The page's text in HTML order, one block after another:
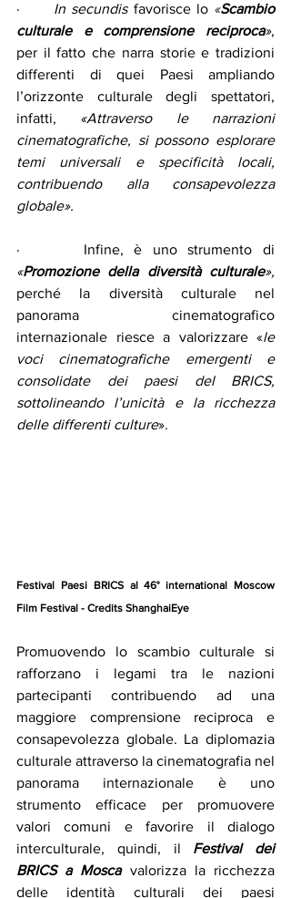
· In secundis favorisce lo «Scambio
culturale e comprensione reciproca»,
per il fatto che narra storie e tradizioni
differenti di quei Paesi ampliando
l’orizzonte culturale degli spettatori,
infatti, «Attraverso le narrazioni
cinematografiche, si possono esplorare
temi universali e specificità locali,
contribuendo alla consapevolezza
globale».
«Promozione della diversità culturale
perché la diversità culturale nel
panorama cinematografico
internazionale riesce a valorizzare «le
voci cinematografiche emergenti e
consolidate dei paesi del BRICS,
sottolineando l’unicità e la ricchezza
delle differenti culture».
Festival Paesi BRICS al 46° international Moscow
Film Festival - Credits ShanghaiEye
Promuovendo lo scambio culturale si
rafforzano i legami tra le nazioni
partecipanti contribuendo ad una
maggiore comprensione reciproca e
consapevolezza globale. La diplomazia
culturale attraverso la cinematografia nel
panorama internazionale è uno
strumento efficace per promuovere
valori comuni e favorire il dialogo
interculturale, quindi, il Festival dei
BRICS a Mosca valorizza la ricchezza
delle identità culturali dei paesi